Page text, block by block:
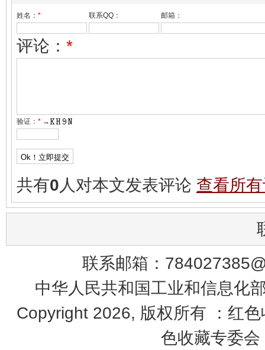
姓名： * 联系QQ： 邮箱：
评论： *
验证： * →
共有0人对本文发表评论 查看所
联系邮箱：
中华人民共和国工业和信息化
Copyright 2026, 版权所有 ：红
色收藏专委